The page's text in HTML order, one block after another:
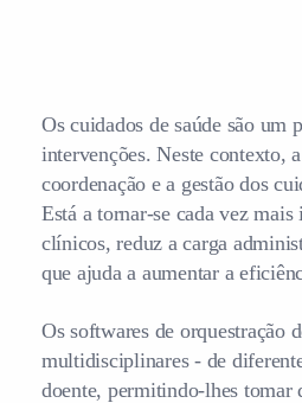
Os cuidados de saúde são um
intervenções. Neste contexto,
coordenação e a gestão dos
Está a tornar-se cada vez
clínicos, reduz a carga
que ajuda a aumentar a
Os softwares de orquestração
multidisciplinares - de
doente, permitindo-lhes tomar